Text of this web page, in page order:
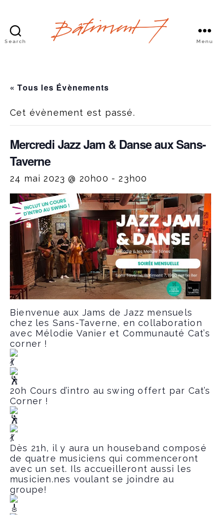
Search Menu
« Tous les Évènements
Cet évènement est passé.
Mercredi Jazz Jam & Danse aux Sans-
Taverne
24 mai 2023 @ 20h00 - 23h00
Bienvenue aux Jams de Jazz mensuels
chez les Sans-Taverne, en collaboration
avec Mélodie Vanier et Communauté Cat’s
corner !
20h Cours d’intro au swing offert par Cat’s
Corner !
Dès 21h, il y aura un houseband composé
de quatre musiciens qui commenceront
avec un set. Ils accueilleront aussi les
musicien.nes voulant se joindre au
groupe!